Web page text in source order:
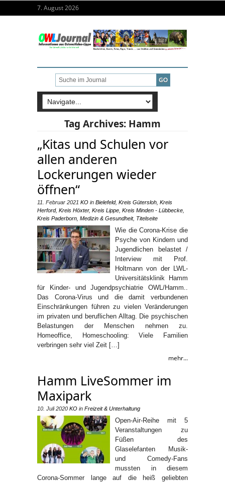
7. August 2026
Tag Archives: Hamm
„Kitas und Schulen vor
allen anderen
Lockerungen wieder
öffnen“
11. Februar 2021 KO in Bielefeld, Kreis Gütersloh Kreis
Herford, Kreis Höxter, Kreis Lippe Kreis Minden - Lübbecke
Kreis Paderborn Medizin & Gesundheit, Titelseite
Wie die Corona-Krise die
Psyche von Kindern und
Jugendlichen belastet /
Interview mit Prof.
Holtmann von der LWL-
Universitätsklinik Hamm
für Kinder- und Jugendpsychiatrie OWL/Hamm..
Das Corona-Virus und die damit verbundenen
Einschränkungen führen zu vielen Veränderungen
im privaten und beruflichen Alltag. Die psychischen
Belastungen der Menschen nehmen zu.
Homeoffice, Homeschooling: Viele Familien
verbringen sehr viel Zeit […]
mehr...
Hamm LiveSommer im
Maxipark
10. Juli 2020 KO in Freizeit & Unterhaltung
Open-Air-Reihe mit 5
Veranstaltungen zu
Füßen des
Glaselefanten Musik-
und Comedy-Fans
mussten in diesem
Corona-Sommer lange auf die heiß geliebten